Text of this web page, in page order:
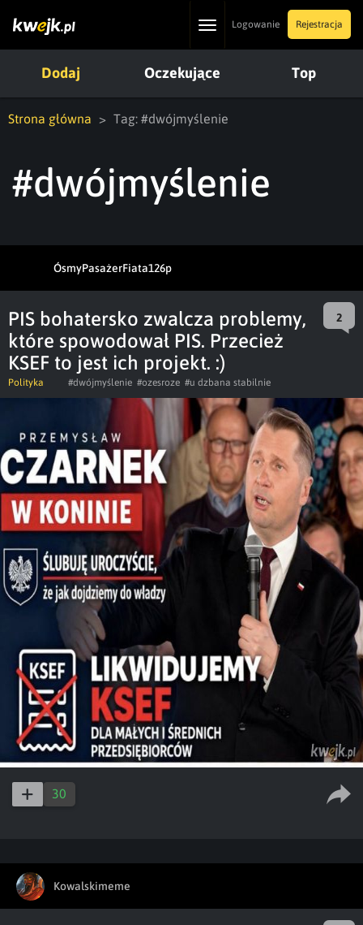
ToggleLogowanie Rejestracja
Dodaj Oczekujące Top
Strona główna Tag: #dwójmyślenie
#dwójmyślenie
ÓsmyPasażerFiata126p
PIS bohatersko zwalcza problemy,
które spowodował PIS. Przecież
KSEF to jest ich projekt. :)
2
Polityka #dwójmyślenie #ozesroze #u dzbana stabilnie
30
Kowalskimeme